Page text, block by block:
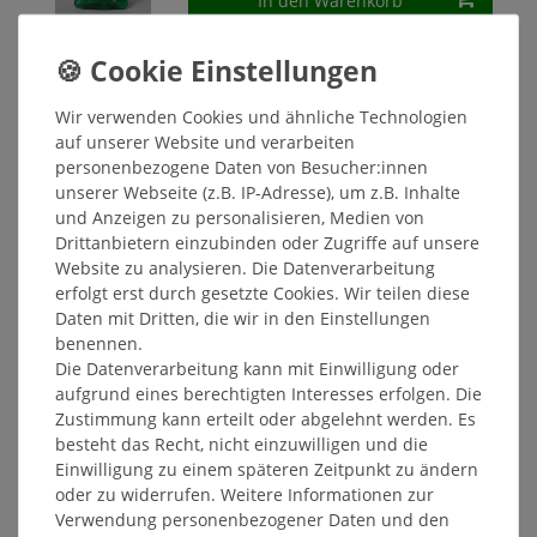
Fußemulsion
2,35 € *
75 Milliliter | 31,33 € / Liter
In den Warenkorb
*inkl. ges. MwSt.zzgl.Versandkosten
Colgate Extra Clean Zahnbürste
1,25 € *
In den Warenkorb
* inkl. ges. MwSt.zzgl.Versandkosten
Colgate ZigZag Zahnbürste
Wir verwenden Cookies und ähnliche Technologien
auf unserer Website und verarbeiten
personenbezogene Daten von Besucher:innen
unserer Webseite (z.B. IP-Adresse), um z.B. Inhalte
und Anzeigen zu personalisieren, Medien von
Drittanbietern einzubinden oder Zugriffe auf unsere
Website zu analysieren. Die Datenverarbeitung
erfolgt erst durch gesetzte Cookies. Wir teilen diese
Daten mit Dritten, die wir in den Einstellungen
benennen.
Die Datenverarbeitung kann mit Einwilligung oder
aufgrund eines berechtigten Interesses erfolgen. Die
Zustimmung kann erteilt oder abgelehnt werden. Es
besteht das Recht, nicht einzuwilligen und die
Einwilligung zu einem späteren Zeitpunkt zu ändern
oder zu widerrufen. Weitere Informationen zur
Verwendung personenbezogener Daten und den